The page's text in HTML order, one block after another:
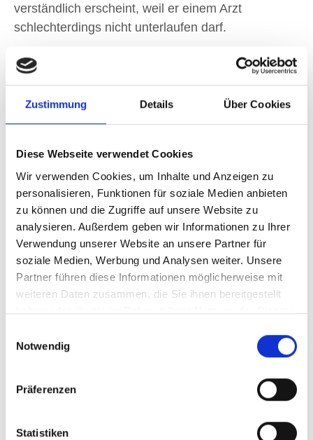
Zustimmung Details Über Cookies
Diese Webseite verwendet Cookies
Wir verwenden Cookies, um Inhalte und Anzeigen zu
personalisieren, Funktionen für soziale Medien anbieten
zu können und die Zugriffe auf unsere Website zu
analysieren. Außerdem geben wir Informationen zu Ihrer
Verwendung unserer Website an unsere Partner für
soziale Medien, Werbung und Analysen weiter. Unsere
Partner führen diese Informationen möglicherweise mit
weiteren Daten zusammen, die Sie ihnen bereitgestellt
haben oder die sie im Rahmen Ihrer Nutzung der Dienste
Notwendig
Präferenzen
Statistiken
verständlich erscheint, weil er einem Arzt
schlechterdings nicht unterlaufen darf.
Vereinfacht ausgedrückt bedeutet dies, dass der
verstoßen haben muss. Er muss einen Fehler
Examenskandidaten nicht passieren darf”.
Dies zu ermitteln und zu bewerten ist nicht immer
einfach. Es erfordert neben der Beziehung von
medizinischem Sachverstand in entscheidender
Weise die Erfahrung des konsultierten
Rechtsanwaltes. Denn letztendlich ist die Frage,
ob ein grober Behandlungsfehler im Sinne der
Kann auf andere Art und Weise die
Beweislast noch umgekehrt werden?
Neben dem groben Behandlungsfehler kann eine